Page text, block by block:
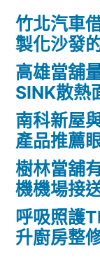
竹北汽車
製化沙發
高雄當舖
SINK散熱
南科新屋
產品推薦
樹林當舖
機機場接
呼吸照護
升廚房整